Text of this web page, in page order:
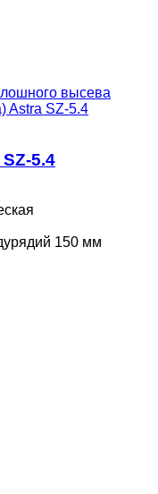
высева
Astra SZ-5.4
5.4
150 мм